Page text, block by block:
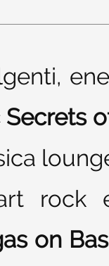
Secrets
rock
on